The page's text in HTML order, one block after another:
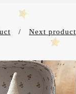
Next product